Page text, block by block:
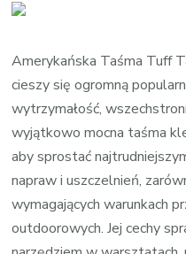
Amerykańska Taśma Tuff
cieszy się ogromną
wytrzymałość,
wyjątkowo mocna taśma
aby sprostać
napraw i uszczelnień,
wymagających warunkach
outdoorowych. Jej cechy